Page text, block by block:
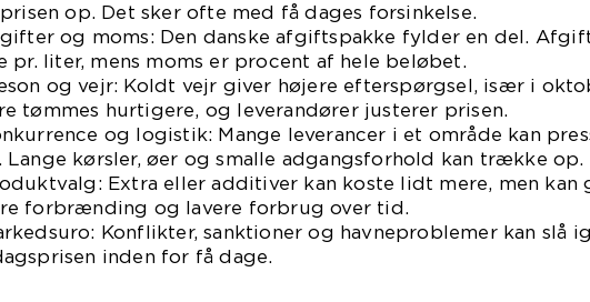
op. Det sker ofte med få dages forsinkelse.
og moms: Den danske afgiftspakke fylder en del.
pr. liter, mens moms er procent af hele beløbet.
og vejr: Koldt vejr giver højere efterspørgsel, især i
tømmes hurtigere, og leverandører justerer prisen.
og logistik: Mange leverancer i et område kan
Lange kørsler, øer og smalle adgangsforhold kan trække op.
Extra eller additiver kan koste lidt mere, men kan
forbrænding og lavere forbrug over tid.
Konflikter, sanktioner og havneproblemer kan slå
inden for få dage.